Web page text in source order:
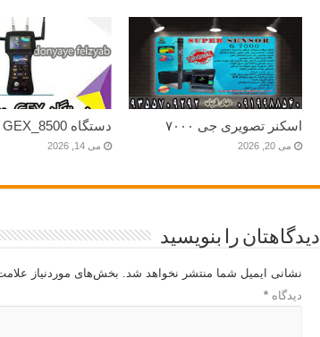
اسکنر تصویری جی ۷۰۰۰
می 20, 2026
دستگاه GEX_8500
می 14, 2026
دیدگاهتان را بنویسید
نشانی ایمیل شما منتشر نخواهد شد. بخش‌های موردنیاز
دیدگاه *